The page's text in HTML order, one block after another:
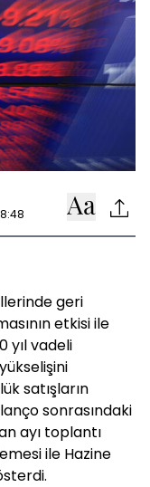
geri
etkisi ile
yıl vadeli
satışların
sonrasındaki
ayı toplantı
ile Hazine